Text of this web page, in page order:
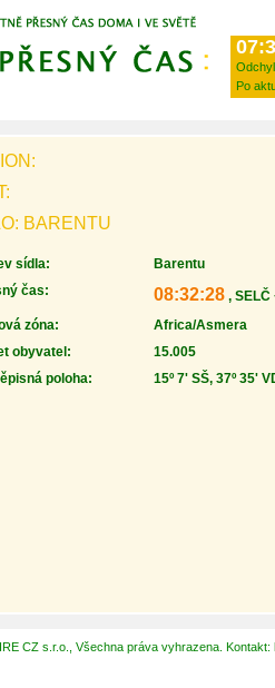
Po
BARENTU
sídla:
Barentu
čas:
08:32:28 , SELČ
zóna:
Africa/Asmera
obyvatel:
15.005
poloha:
15º 7' SŠ, 37º 35'
CZ s.r.o., Všechna práva vyhrazena. Kontakt: